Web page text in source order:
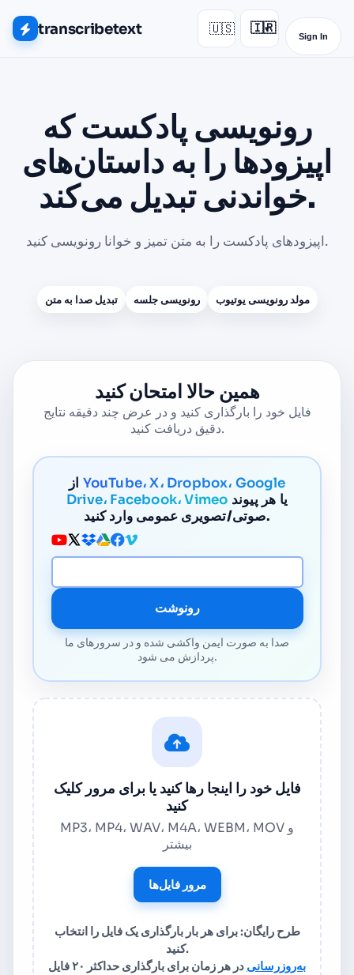
transcribetext 🇺🇸 🇮🇷
▾
Sign In
رونویسی پادکست که
اپیزودها را به داستان‌های
خواندنی تبدیل می‌کند.
اپیزودهای پادکست را به متن تمیز و خوانا رونویسی کنید.
تبدیل صدا به متن رونویسی جلسه مولد رونویسی یوتیوب
همین حالا امتحان کنید
فایل خود را بارگذاری کنید و در عرض چند دقیقه نتایج
دقیق دریافت کنید.
YouTube، X، Dropbox، Google
Drive، Facebook، Vimeo
صوتی/تصویری عمومی وارد کنید.
آدرس URL رسانه
رونوشت
صدا به صورت ایمن واکشی شده و در سرورهای ما
پردازش می شود.
فایل خود را اینجا رها کنید یا برای مرور کلیک
کنید
MP3، MP4، WAV، M4A، WEBM، MOV و
بیشتر
مرور فایل‌ها
طرح رایگان: برای هر بار بارگذاری یک فایل را انتخاب
کنید.
به‌روزرسانی
در هر زمان برای بارگذاری حداکثر ۲۰ فایل